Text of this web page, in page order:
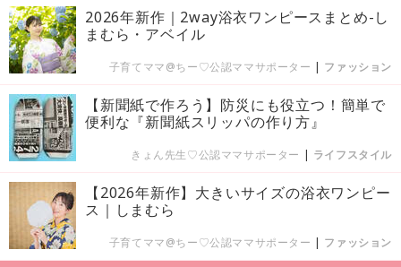
2026年新作｜2way浴衣ワンピースまとめ-し
まむら・アベイル
子育てママ@ちー♡公認ママサポーター | ファッション
【新聞紙で作ろう】防災にも役立つ！簡単で
便利な『新聞紙スリッパの作り方』
きょん先生♡公認ママサポーター | ライフスタイル
【2026年新作】大きいサイズの浴衣ワンピー
ス｜しまむら
子育てママ@ちー♡公認ママサポーター | ファッション